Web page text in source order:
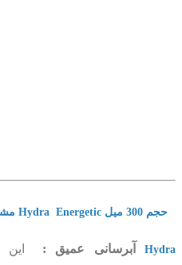
مشخصات ژل دوش مردانه لورآل مدل Hydra Energetic حجم 300 میل
1- آبرسانی عمیق : این